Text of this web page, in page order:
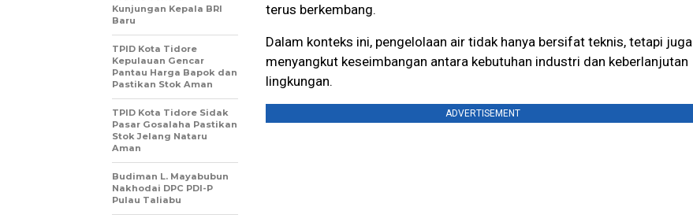
terus berkembang.
Dalam konteks ini, pengelolaan air tidak hanya bersifat teknis, tetapi juga
menyangkut keseimbangan antara kebutuhan industri dan keberlanjutan
lingkungan.
ADVERTISEMENT
Kunjungan Kepala BRI
Baru
TPID Kota Tidore
Kepulauan Gencar
Pantau Harga Bapok dan
Pastikan Stok Aman
TPID Kota Tidore Sidak
Pasar Gosalaha Pastikan
Stok Jelang Nataru
Aman
Budiman L. Mayabubun
Nakhodai DPC PDI-P
Pulau Taliabu